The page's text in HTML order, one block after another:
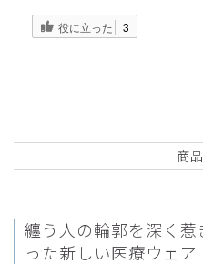
役に立った 3
商
纏う人の輪郭を深く惹
った新しい医療ウェア